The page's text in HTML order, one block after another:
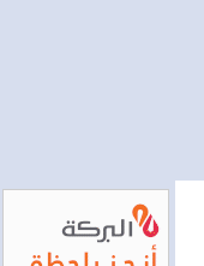
الاستثمار السورية